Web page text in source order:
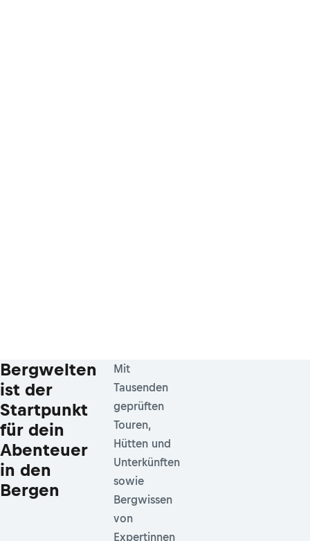
Bergwelten
ist der
Startpunkt
für dein
Abenteuer
in den
Bergen
Mit
Tausenden
geprüften
Touren,
Hütten und
Unterkünften
sowie
Bergwissen
von
Expertinnen